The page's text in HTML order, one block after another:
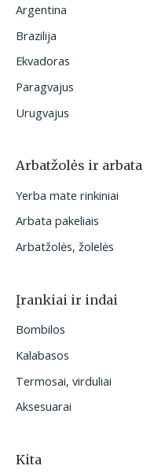
Argentina
Brazilija
Ekvadoras
Paragvajus
Urugvajus
Arbatžolės ir arbata
Yerba mate rinkiniai
Arbata pakeliais
Arbatžolės, žolelės
Įrankiai ir indai
Bombilos
Kalabasos
Termosai, virduliai
Aksesuarai
Kita